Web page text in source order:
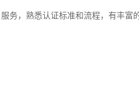
服务，熟悉认证标准和流程，有丰富